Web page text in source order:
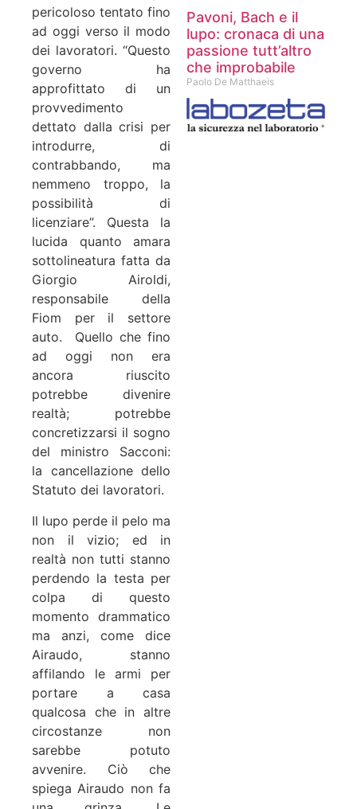
pericoloso tentato fino
ad oggi verso il modo
dei lavoratori. “Questo
governo ha
approfittato di un
provvedimento
dettato dalla crisi per
introdurre, di
contrabbando, ma
nemmeno troppo, la
possibilità di
licenziare”. Questa la
lucida quanto amara
sottolineatura fatta da
Giorgio Airoldi,
responsabile della
Fiom per il settore
auto. Quello che fino
ad oggi non era
ancora riuscito
potrebbe divenire
realtà; potrebbe
concretizzarsi il sogno
del ministro Sacconi:
la cancellazione dello
Statuto dei lavoratori.
Il lupo perde il pelo ma
non il vizio; ed in
realtà non tutti stanno
perdendo la testa per
colpa di questo
momento drammatico
ma anzi, come dice
Airaudo, stanno
affilando le armi per
portare a casa
qualcosa che in altre
circostanze non
sarebbe potuto
avvenire. Ciò che
spiega Airaudo non fa
Pavoni, Bach e il
lupo: cronaca di una
passione tutt’altro
che improbabile
Paolo De Matthaeis